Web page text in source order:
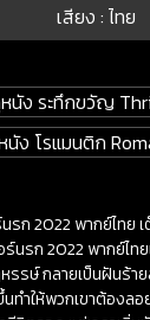
เสียง : ไทย
นัง ระทึกขวัญ
นัง โรแมนติก
ก 2022 พากย์ไทย เ
นรก 2022 พากย์ไท
รรษ์ กลายเป็นฝันร้
ทำให้พวกเขาต้อง